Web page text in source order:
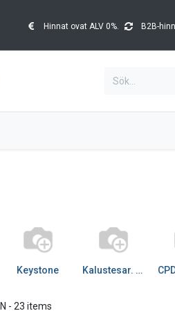
Hinnat ovat ALV 0%. B2B-
Keystone Kalustesar. lisätarvike
- 23 items